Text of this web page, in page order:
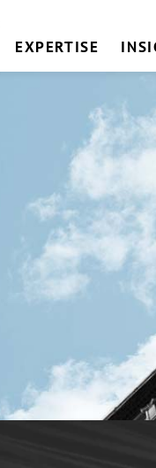
EXPERTISE